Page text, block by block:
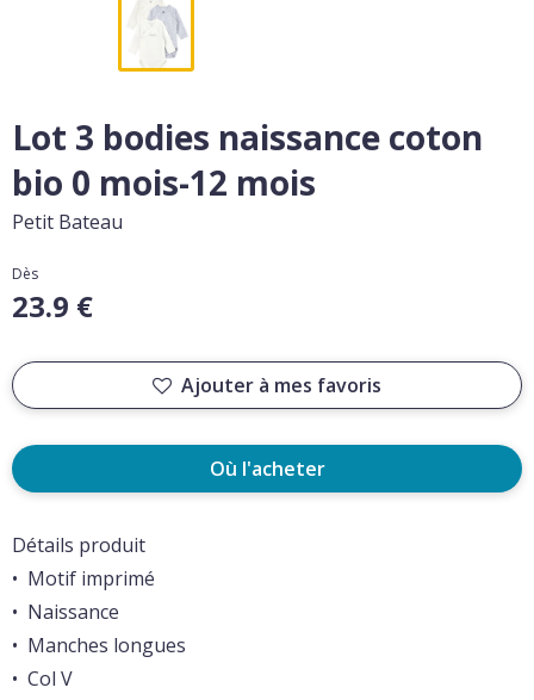
Lot 3 bodies naissance coton
bio 0 mois-12 mois
Petit Bateau
Dès
23.9 €
Ajouter à mes favoris
Où l'acheter
Détails produit
• Motif imprimé
• Naissance
• Manches longues
• Col V